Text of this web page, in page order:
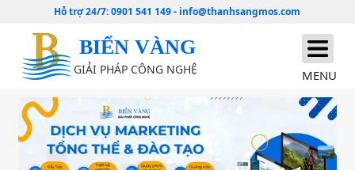
Hỗ trợ 24/7:0901 541 149- info@thanhsangmos.com
BIỂN VÀNG
GIẢI PHÁP CÔNG NGHỆ MENU